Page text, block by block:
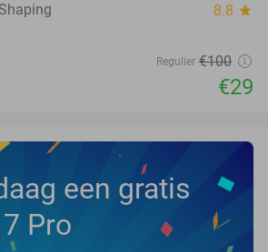
8.8 star
Regulier €100
€29
een gratis
Pro